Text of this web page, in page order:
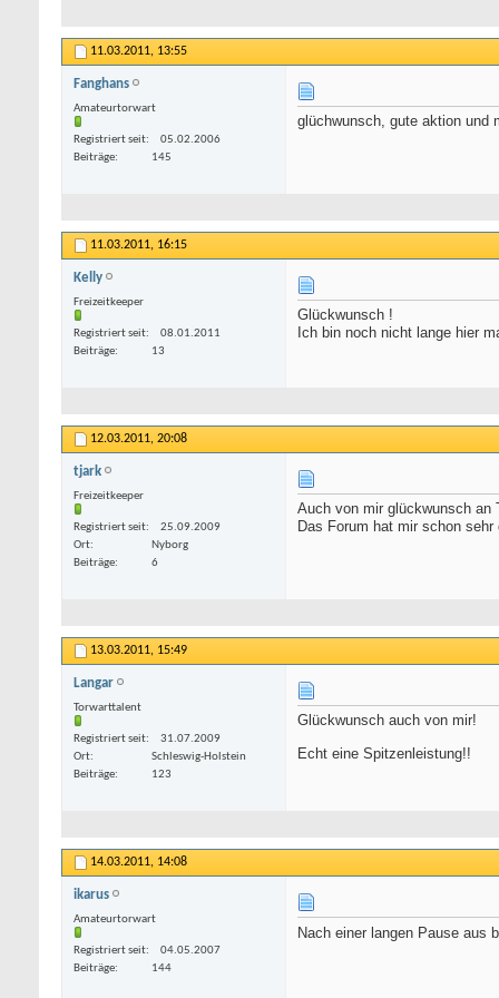
11.03.2011, 13:55
Fanghans
Amateurtorwart
Registriert seit
05.02.2006
Beiträge
145
glüchwunsch, gute aktion und
11.03.2011, 16:15
Kelly
Freizeitkeeper
Registriert seit
08.01.2011
Beiträge
13
Glückwunsch !
Ich bin noch nicht lange hier
12.03.2011, 20:08
tjark
Freizeitkeeper
Registriert seit
25.09.2009
Ort
Nyborg
Beiträge
6
Auch von mir glückwunsch an
Das Forum hat mir schon
13.03.2011, 15:49
Langar
Torwarttalent
Registriert seit
31.07.2009
Ort
Schleswig-Holstein
Beiträge
123
Glückwunsch auch von mir!
Echt eine Spitzenleistung!!
14.03.2011, 14:08
ikarus
Amateurtorwart
Registriert seit
04.05.2007
Beiträge
144
Nach einer langen Pause aus